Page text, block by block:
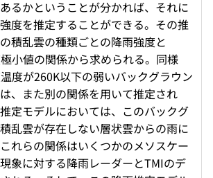
るかということが分かれば、それに
度を推定することができる。その推
積乱雲の種類ごとの降雨強度と
小値の関係から求められる。同様
度が260K以下の弱いバックグラウン
、また別の関係を用いて推定され
定モデルにおいては、このバックグ
乱雲が存在しない層状雲からの雨に
れらの関係はいくつかのメソスケー
象に対する降雨レーダーとTMIのデ